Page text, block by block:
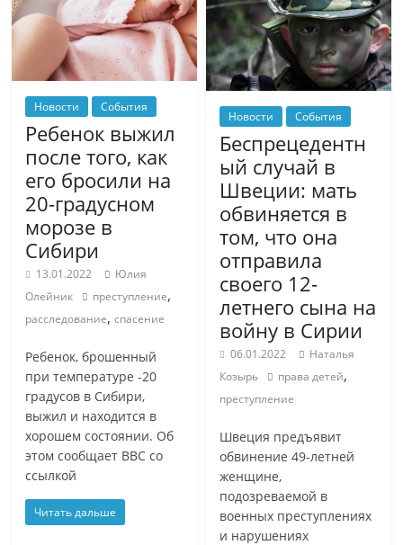
Новости События
Ребенок выжил
после того, как
его бросили на
20-градусном
морозе в
Сибири
13.01.2022
Юлия
Олейник
преступление,
расследование,спасение
Ребенок, брошенный
при температуре -20
градусов в Сибири,
выжил и находится в
хорошем состоянии. Об
этом сообщает BBC со
ссылкой
Читать дальше
Новости События
Беспрецедентн
ый случай в
Швеции: мать
обвиняется в
том, что она
отправила
своего 12-
летнего сына на
войну в Сирии
06.01.2022
Наталья
Козырь
права детей,
преступление
Швеция предъявит
обвинение 49-летней
женщине,
подозреваемой в
военных преступлениях
и нарушениях